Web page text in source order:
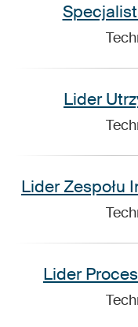
Lider
Lider Zespołu
Lider